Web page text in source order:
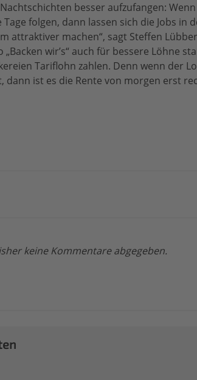
besser aufzufangen:
folgen, dann lassen sich die Jobs in
attraktiver machen“, sagt Steffen
wir’s“ auch für bessere Löhne
Tariflohn zahlen. Denn wenn der
dann ist es die Rente von morgen erst
keine Kommentare abgegeben.